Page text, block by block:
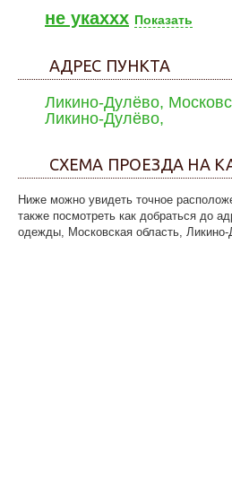
не укаxxx Показать
АДРЕС ПУНКТА
Ликино-Дулёво,
Ликино-Дулёво,
СХЕМА ПРОЕЗДА НА
Ниже можно увидеть точное
также посмотреть как добраться до
одежды, Московская область,